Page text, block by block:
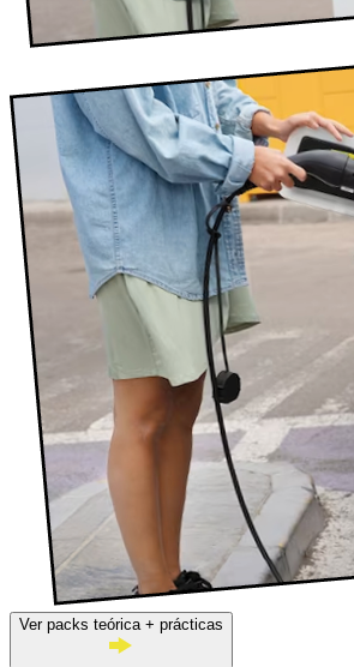
Ver packs teórica + prácticas